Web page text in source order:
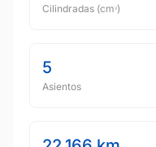
Cilindradas (cmᵌ)
5
Asientos